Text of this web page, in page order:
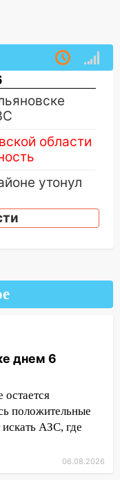
области
утонул
коршун
украли два
будет
ульяновские
УК
днем 6
остается
положительные
АЗС, где
06.08.2026